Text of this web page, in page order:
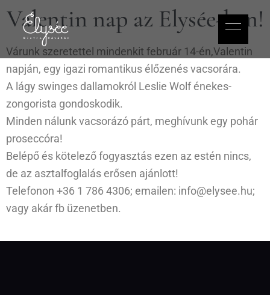
Valentin nap az Elysée-ben!
Várunk szeretettel mindenkit február 14-én,Valentin
napján, egy igazi romantikus élőzenés vacsorára.
A lágy swinges dallamokról Leslie Wolf énekes-
zongorista gondoskodik.
Minden nálunk vacsorázó párt, meghívunk egy pohár
proseccóra!
Belépő és kötelező fogyasztás ezen az estén nincs,
de az asztalfoglalás erősen ajánlott!
Telefonon +36 1 786 4306; emailen: info@elysee.hu;
vagy akár fb üzenetben.